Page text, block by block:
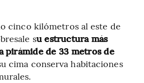
cinco kilómetros al este de
su estructura más
pirámide de 33 metros de
cima conserva habitaciones